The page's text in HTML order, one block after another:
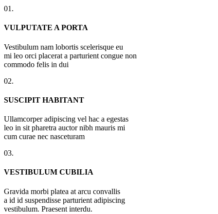
01.
VULPUTATE A PORTA
Vestibulum nam lobortis scelerisque eu
mi leo orci placerat a parturient congue non
commodo felis in dui
02.
SUSCIPIT HABITANT
Ullamcorper adipiscing vel hac a egestas
leo in sit pharetra auctor nibh mauris mi
cum curae nec nasceturam
03.
VESTIBULUM CUBILIA
Gravida morbi platea at arcu convallis
a id id suspendisse parturient adipiscing
vestibulum. Praesent interdu.